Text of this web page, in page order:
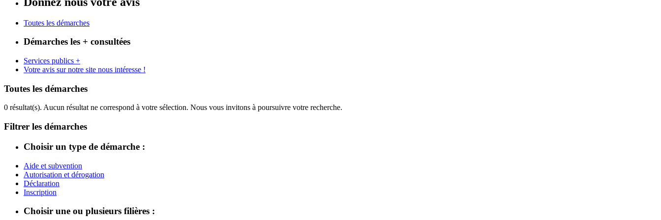
Toutes les démarches
Démarches les + consultées
Services publics +
Votre avis sur notre site nous intéresse !
Toutes les démarches
0 résultat(s). Aucun résultat ne correspond à votre sélection. Nous vous invitons à poursuivre votre recherche.
Filtrer les démarches
Choisir un type de démarche :
Aide et subvention
Autorisation et dérogation
Déclaration
Inscription
Choisir une ou plusieurs filières :